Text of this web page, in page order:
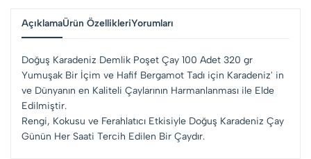
AçıklamaÜrün ÖzellikleriYorumları
Doğuş Karadeniz Demlik Poşet Çay 100 Adet 320 gr
Yumuşak Bir İçim ve Hafif Bergamot Tadı için Karadeniz' in
ve Dünyanın en Kaliteli Çaylarının Harmanlanması ile Elde
Edilmiştir.
Rengi, Kokusu ve Ferahlatıcı Etkisiyle Doğuş Karadeniz Çay
Günün Her Saati Tercih Edilen Bir Çaydır.